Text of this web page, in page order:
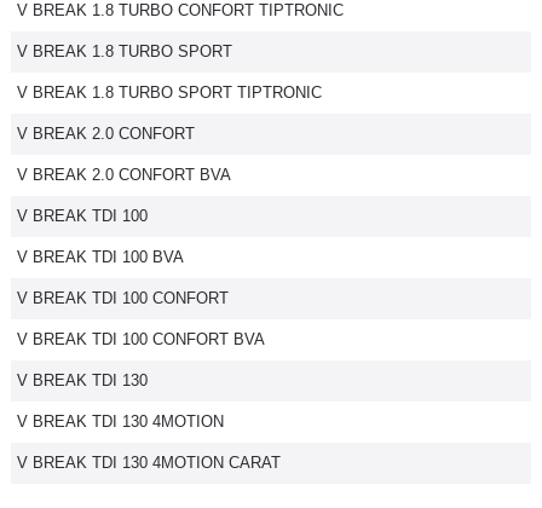
Services
Forum
Marques
V BREAK 1.8 TURBO CONFORT TIPTRONIC
V BREAK 1.8 TURBO SPORT
V BREAK 1.8 TURBO SPORT TIPTRONIC
V BREAK 2.0 CONFORT
V BREAK 2.0 CONFORT BVA
V BREAK TDI 100
V BREAK TDI 100 BVA
V BREAK TDI 100 CONFORT
V BREAK TDI 100 CONFORT BVA
V BREAK TDI 130
V BREAK TDI 130 4MOTION
V BREAK TDI 130 4MOTION CARAT